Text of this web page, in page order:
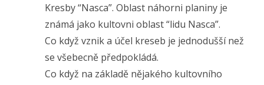
Kresby “Nasca”. Oblast náhorni planiny je
známá jako kultovni oblast “lidu Nasca”.
Co když vznik a účel kreseb je jednodušší než
se všebecně předpokládá.
Co když na základě nějakého kultovního